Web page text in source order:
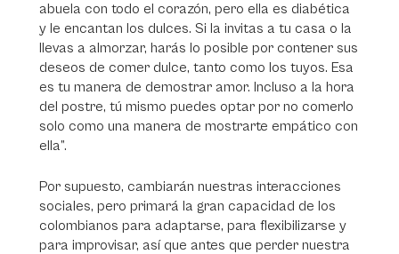
abuela con todo el corazón, pero ella es diabética
y le encantan los dulces. Si la invitas a tu casa o la
llevas a almorzar, harás lo posible por contener sus
deseos de comer dulce, tanto como los tuyos. Esa
es tu manera de demostrar amor. Incluso a la hora
del postre, tú mismo puedes optar por no comerlo
solo como una manera de mostrarte empático con
ella”.
Por supuesto, cambiarán nuestras interacciones
sociales, pero primará la gran capacidad de los
colombianos para adaptarse, para flexibilizarse y
para improvisar, así que antes que perder nuestra